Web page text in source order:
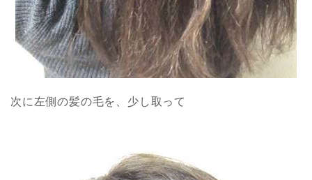
次に左側の髪の毛を、少し取って